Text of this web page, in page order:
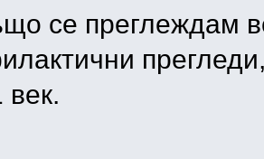
се преглеждам
век.